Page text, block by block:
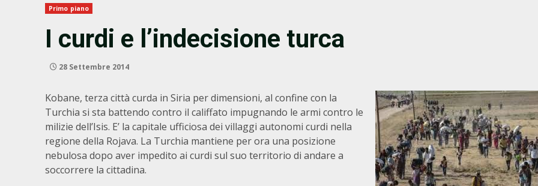
Primo piano
I curdi e l’indecisione turca
28 Settembre 2014
Kobane, terza città curda in Siria per dimensioni, al confine con la
Turchia si sta battendo contro il califfato impugnando le armi contro le
milizie dell’Isis. E’ la capitale ufficiosa dei villaggi autonomi curdi nella
regione della Rojava. La Turchia mantiene per ora una posizione
nebulosa dopo aver impedito ai curdi sul suo territorio di andare a
soccorrere la cittadina.